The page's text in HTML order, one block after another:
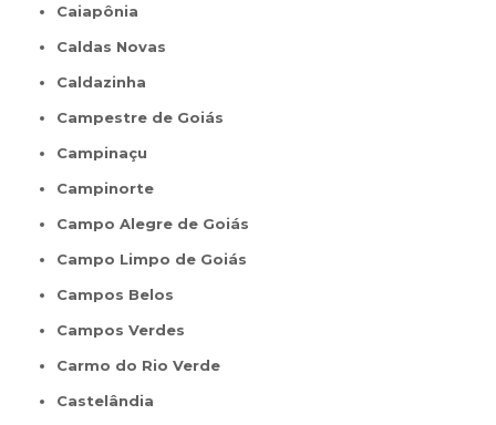
Caiapônia
Caldas Novas
Caldazinha
Campestre de Goiás
Campinaçu
Campinorte
Campo Alegre de Goiás
Campo Limpo de Goiás
Campos Belos
Campos Verdes
Carmo do Rio Verde
Castelândia